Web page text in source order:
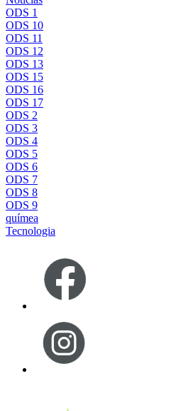
ODS 1
ODS 10
ODS 11
ODS 12
ODS 13
ODS 15
ODS 16
ODS 17
ODS 2
ODS 3
ODS 4
ODS 5
ODS 6
ODS 7
ODS 8
ODS 9
químea
Tecnologia